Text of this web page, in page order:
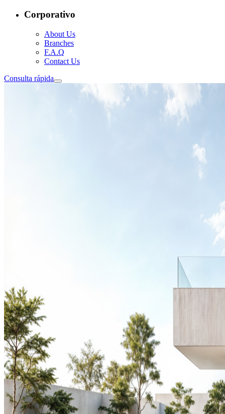
Corporativo
About Us
Branches
F.A.Q
Contact Us
Consulta rápida